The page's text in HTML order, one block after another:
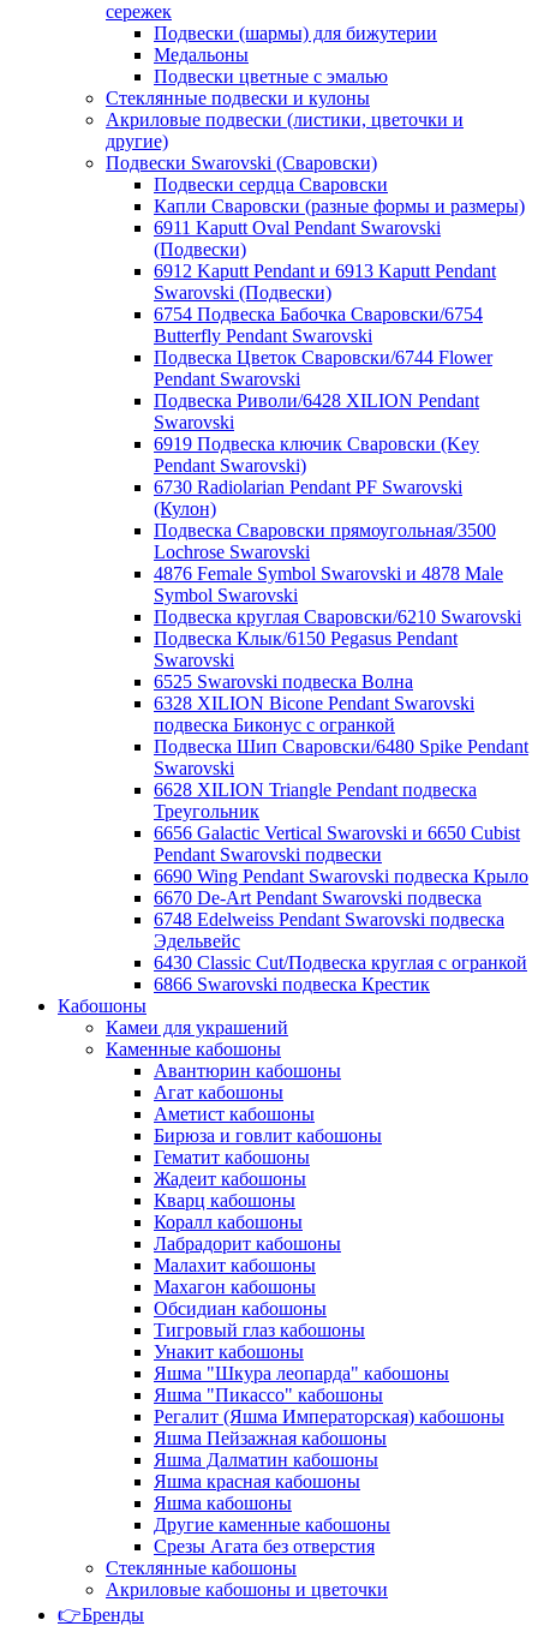
сережек
Подвески (шармы) для бижутерии
Медальоны
Подвески цветные с эмалью
Стеклянные подвески и кулоны
Акриловые подвески (листики, цветочки и
другие)
Подвески Swarovski (Сваровски)
Подвески сердца Сваровски
Капли Сваровски (разные формы и размеры)
6911 Kaputt Oval Pendant Swarovski
(Подвески)
6912 Kaputt Pendant и 6913 Kaputt Pendant
Swarovski (Подвески)
6754 Подвеска Бабочка Сваровски/6754
Butterfly Pendant Swarovski
Подвеска Цветок Сваровски/6744 Flower
Pendant Swarovski
Подвеска Риволи/6428 XILION Pendant
Swarovski
6919 Подвеска ключик Сваровски (Key
Pendant Swarovski)
6730 Radiolarian Pendant PF Swarovski
(Кулон)
Подвеска Сваровски прямоугольная/3500
Lochrose Swarovski
4876 Female Symbol Swarovski и 4878 Male
Symbol Swarovski
Подвеска круглая Сваровски/6210 Swarovski
Подвеска Клык/6150 Pegasus Pendant
Swarovski
6525 Swarovski подвеска Волна
6328 XILION Bicone Pendant Swarovski
подвеска Биконус c огранкой
Подвеска Шип Сваровски/6480 Spike Pendant
Swarovski
6628 XILION Triangle Pendant подвеска
Треугольник
6656 Galactic Vertical Swarovski и 6650 Cubist
Pendant Swarovski подвески
6690 Wing Pendant Swarovski подвеска Крыло
6670 De-Art Pendant Swarovski подвеска
6748 Edelweiss Pendant Swarovski подвеска
Эдельвейс
6430 Classic Cut/Подвеска круглая с огранкой
6866 Swarovski подвеска Крестик
Кабошоны
Камеи для украшений
Каменные кабошоны
Авантюрин кабошоны
Агат кабошоны
Аметист кабошоны
Бирюза и говлит кабошоны
Гематит кабошоны
Жадеит кабошоны
Кварц кабошоны
Коралл кабошоны
Лабрадорит кабошоны
Малахит кабошоны
Махагон кабошоны
Обсидиан кабошоны
Тигровый глаз кабошоны
Унакит кабошоны
Яшма "Шкура леопарда" кабошоны
Яшма "Пикассо" кабошоны
Регалит (Яшма Императорская) кабошоны
Яшма Пейзажная кабошоны
Яшма Далматин кабошоны
Яшма красная кабошоны
Яшма кабошоны
Другие каменные кабошоны
Срезы Агата без отверстия
Стеклянные кабошоны
Акриловые кабошоны и цветочки
👉Бренды